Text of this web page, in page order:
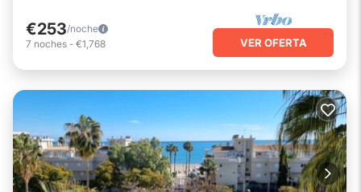
€253/noche
7 noches - €1,768 VER OFERTA